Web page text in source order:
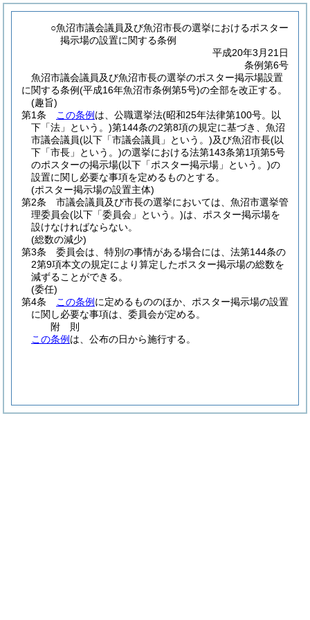
○魚沼市議会議員及び魚沼市長の選挙におけるポスター
掲示場の設置に関する条例
平成20年3月21日
条例第6号
魚沼市議会議員及び魚沼市長の選挙のポスター掲示場設置
に関する条例(平成16年魚沼市条例第5号)の全部を改正する。
(趣旨)
第1条
この条例 は、公職選挙法(昭和25年法律第100号。以
下「法」という。)第144条の2第8項の規定に基づき、魚沼
市議会議員(以下「市議会議員」という。)及び魚沼市長(以
下「市長」という。)の選挙における法第143条第1項第5号
のポスターの掲示場(以下「ポスター掲示場」という。)の
設置に関し必要な事項を定めるものとする。
(ポスター掲示場の設置主体)
第2条
市議会議員及び市長の選挙においては、魚沼市選挙管
理委員会(以下「委員会」という。)は、ポスター掲示場を
設けなければならない。
(総数の減少)
第3条
委員会は、特別の事情がある場合には、法第144条の
2第9項本文の規定により算定したポスター掲示場の総数を
減ずることができる。
(委任)
第4条
この条例 に定めるもののほか、ポスター掲示場の設置
に関し必要な事項は、委員会が定める。
附 則
この条例 は、公布の日から施行する。